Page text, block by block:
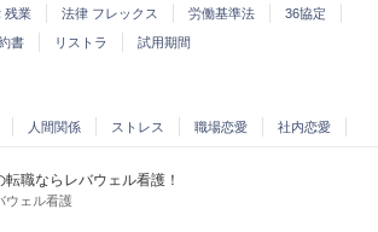
残業 法律 フレックス 労働基準法
36協定
書 リストラ 試用期間
人間関係 ストレス 職場恋愛
社内恋愛
ゴリ一覧
転職ならレバウェル看護！
ウェル看護